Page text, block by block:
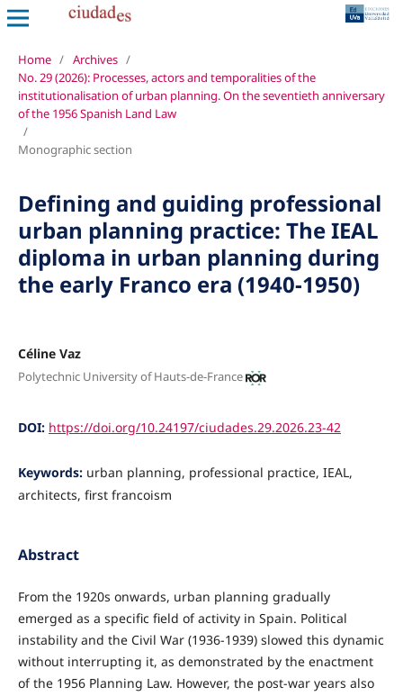
Home / Archives /
No. 29 (2026): Processes, actors and temporalities of the
institutionalisation of urban planning. On the seventieth anniversary
of the 1956 Spanish Land Law
/
Monographic section
Defining and guiding professional
urban planning practice: The IEAL
diploma in urban planning during
the early Franco era (1940-1950)
Céline Vaz
Polytechnic University of Hauts-de-France
DOI: https://doi.org/10.24197/ciudades.29.2026.23-42
Keywords: urban planning, professional practice, IEAL,
architects, first francoism
Abstract
From the 1920s onwards, urban planning gradually
emerged as a specific field of activity in Spain. Political
instability and the Civil War (1936-1939) slowed this dynamic
without interrupting it, as demonstrated by the enactment
of the 1956 Planning Law. However, the post-war years also